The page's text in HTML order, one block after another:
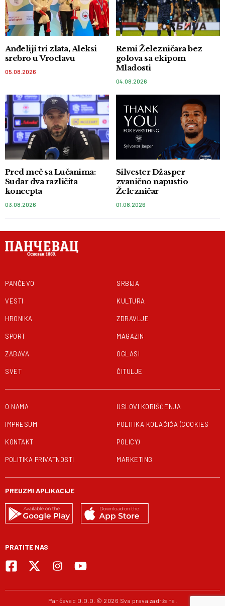
Anđeliji tri zlata, Aleksi
srebro u Vroclavu
05.08.2026
Remi Železničara bez
golova sa ekipom
Mladosti
04.08.2026
Pred meč sa Lučanima:
Sudar dva različita
koncepta
03.08.2026
Silvester Džasper
zvanično napustio
Železničar
01.08.2026
PANČEVO
VESTI
HRONIKA
SPORT
ZABAVA
SVET
SRBIJA
KULTURA
ZDRAVLJE
MAGAZIN
OGLASI
ČITULJE
O NAMA
IMPRESUM
KONTAKT
POLITIKA PRIVATNOSTI
USLOVI KORIŠĆENJA
POLITIKA KOLAČIĆA (COOKIES
POLICY)
MARKETING
PREUZMI APLIKACIJE
PRATITE NAS
Pančevac D.O.O. © 2026 Sva prava zadržana.